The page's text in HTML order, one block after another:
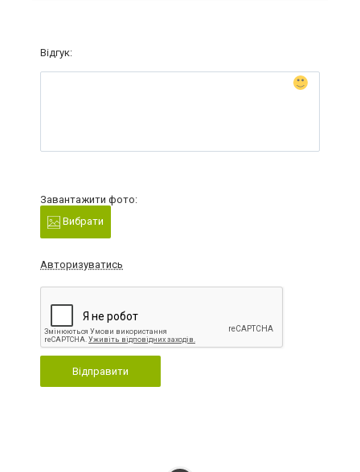
Відгук:
Завантажити фото:
Вибрати
Авторизуватись
Відправити